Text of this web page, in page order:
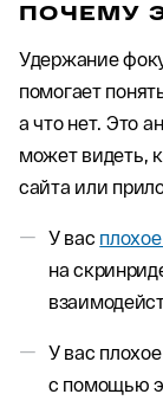
ПОЧЕМУ
Удержание
помогает
а что нет. Это
может видеть,
сайта или
У вас
на
У вас
с помощью